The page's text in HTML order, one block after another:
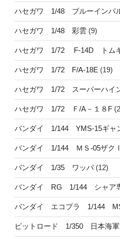
ハセガワ 1/48 ブルーインパ
ハセガワ 1/48 彩雲 (9)
ハセガワ 1/72 F-14D トム
ハセガワ 1/72 F/A-18E (19)
ハセガワ 1/72 スーパーハイ
ハセガワ 1/72 Ｆ/A－１８F
バンダイ 1/144 YMS-15ギャ
バンダイ 1/144 ＭＳ-05ザクⅠ
バンダイ 1/35 ワッパ(12)
バンダイ RG 1/144 シャア
バンダイ エコプラ 1/144
ピットロード 1/350 日本海軍